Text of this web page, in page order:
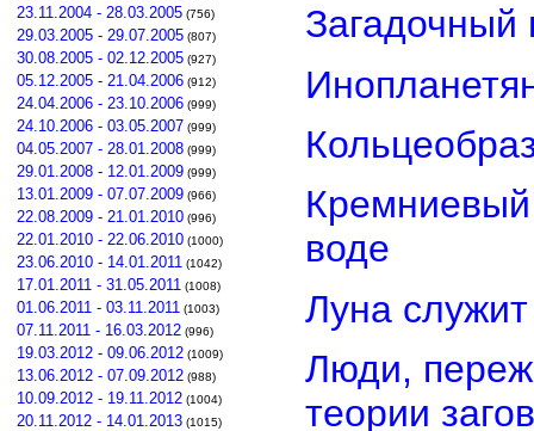
23.11.2004 - 28.03.2005 (756)
29.03.2005 - 29.07.2005 (807)
30.08.2005 - 02.12.2005 (927)
05.12.2005 - 21.04.2006 (912)
24.04.2006 - 23.10.2006 (999)
24.10.2006 - 03.05.2007 (999)
04.05.2007 - 28.01.2008 (999)
29.01.2008 - 12.01.2009 (999)
13.01.2009 - 07.07.2009 (966)
22.08.2009 - 21.01.2010 (996)
22.01.2010 - 22.06.2010 (1000)
23.06.2010 - 14.01.2011 (1042)
17.01.2011 - 31.05.2011 (1008)
01.06.2011 - 03.11.2011 (1003)
07.11.2011 - 16.03.2012 (996)
19.03.2012 - 09.06.2012 (1009)
13.06.2012 - 07.09.2012 (988)
10.09.2012 - 19.11.2012 (1004)
20.11.2012 - 14.01.2013 (1015)
воде
Луна
Люди,
теории